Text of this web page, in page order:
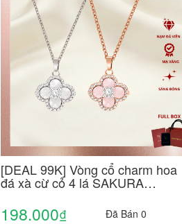
[DEAL 99K] Vòng cổ charm hoa
đá xà cừ cỏ 4 lá SAKURA
Hộp + Thiệp ) may mắn
198.000₫ Đã Bán 0